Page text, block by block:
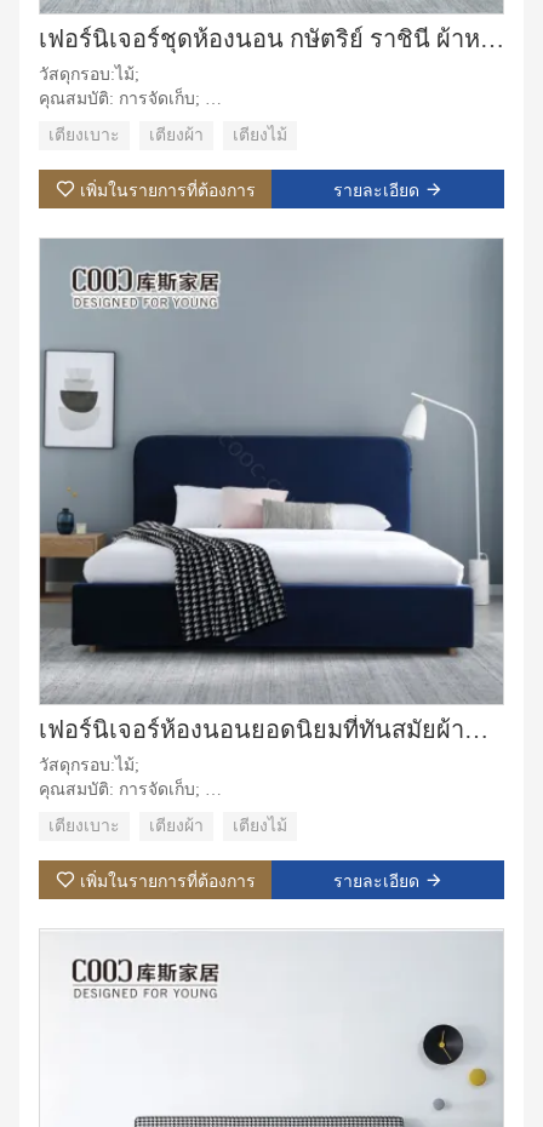
เฟอร์นิเจอร์ชุดห้องนอน กษัตริย์ ราชินี ผ้าหนังขนาดเต็มเตียงคู่พร้อมที่เก็บของ
วัสดุกรอบ:ไม้;
คุณสมบัติ: การจัดเก็บ;
วัสดุหุ้มเบาะ:ผ้า;
การใช้งานเฉพาะ: วิลล่า, อพาร์ตเมนต์, ห้องชุดโรงแรม, ห้อง
มาสเตอร์
เตียงเบาะ เตียงผ้า เตียงไม้
เพิ่มในรายการที่ต้องการ รายละเอียด
เฟอร์นิเจอร์ห้องนอนยอดนิยมที่ทันสมัยผ้ากำมะหยี่เตียงขนาดคิงไซส์โครงเตียงคู่พร้อมที่เก็บของ
วัสดุกรอบ:ไม้;
คุณสมบัติ: การจัดเก็บ;
วัสดุหุ้มเบาะ:ผ้า;
การใช้งานเฉพาะ: วิลล่า, อพาร์ตเมนต์, ห้องชุดโรงแรม, ห้อง
มาสเตอร์
เตียงเบาะ เตียงผ้า เตียงไม้
เพิ่มในรายการที่ต้องการ รายละเอียด